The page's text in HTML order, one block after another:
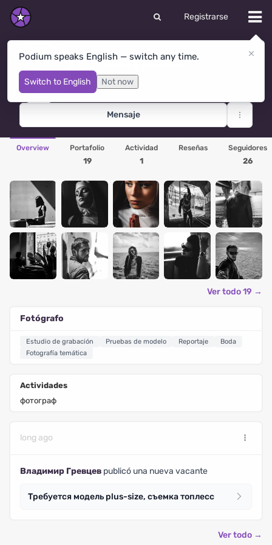
Registrarse
Podium speaks English — switch any time.
Switch to English Not now
Владимир Гревцев
St Petersburg· Rusia
Mensaje
Overview Portafolio
19
Actividad
1
Reseñas Seguidores
26
Ver todo 19 →
Fotógrafo
Estudio de grabación Pruebas de modelo Reportaje
Boda
Fotografía temática
Actividades
фотограф
long ago
Владимир Гревцев publicó una nueva vacante
Требуется модель plus-size, съемка топлесс
Ver todo →